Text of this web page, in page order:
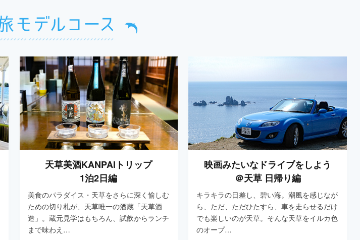
天草美酒KANPAIトリップ
1泊2日編
美食のパラダイス・天草をさらに深く愉しむ
ための切り札が、天草唯一の酒蔵「天草酒
造」。蔵元見学はもちろん、試飲からランチ
まで味わえ…
映画みたいなドライブをしよう
＠天草 日帰り編
キラキラの日差し、碧い海。潮風を感じなが
ら、ただ、ただひたすら、車を走らせるだけ
でも楽しいのが天草。そんな天草をイルカ色
のオープ…